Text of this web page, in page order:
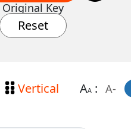
Original Key
Reset
Vertical AA: A-